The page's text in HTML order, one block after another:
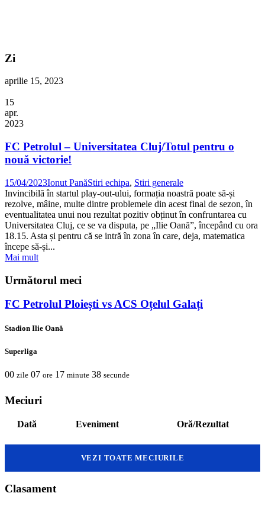
Zi
aprilie 15, 2023
15
apr.
2023
FC Petrolul – Universitatea Cluj/Totul pentru o
nouă victorie!
15/04/2023Ionut PanăStiri echipa, Stiri generale
Invincibilă în startul play-out-ului, formația noastră poate să-și
rezolve, mâine, multe dintre problemele din acest final de sezon, în
eventualitatea unui nou rezultat pozitiv obținut în confruntarea cu
Universitatea Cluj, ce se va disputa, pe „Ilie Oană”, începând cu ora
18.15. Asta și pentru că se intră în zona în care, deja, matematica
începe să-și...
Mai mult
Următorul meci
FC Petrolul Ploiești vs ACS Oțelul Galați
Stadion Ilie Oană
Superliga
00 zile 07 ore 17 minute 38 secunde
Meciuri
Dată Eveniment Oră/Rezultat
VEZI TOATE MECIURILE
Clasament